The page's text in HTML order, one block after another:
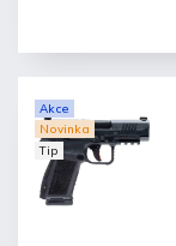
Akce
Novinka
Tip